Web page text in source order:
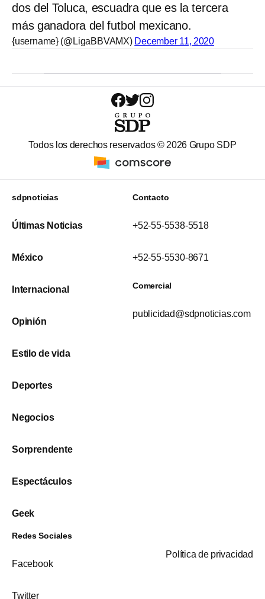
dos del Toluca, escuadra que es la tercera
más ganadora del futbol mexicano.
{username} (@LigaBBVAMX) December 11, 2020
Todos los derechos reservados © 2026 Grupo SDP
sdpnoticias
Últimas Noticias
México
Internacional
Opinión
Estilo de vida
Deportes
Negocios
Sorprendente
Espectáculos
Geek
Contacto
+52-55-5538-5518
+52-55-5530-8671
Comercial
publicidad@sdpnoticias.com
Redes Sociales
Facebook
Twitter
Política de privacidad